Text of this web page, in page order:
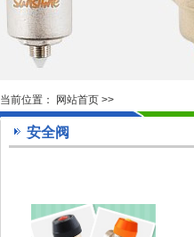
当前位置： 网站首页 >>
安全阀